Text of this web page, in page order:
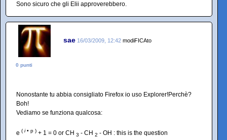
Sono sicuro che gli Elii approverebbero.
sae 16/03/2009, 12:42 modiFICAto
0 punti
Nonostante tu abbia consigliato Firefox io uso Explorer!Perchè?
Boh!
Vediamo se funziona qualcosa:
e ( i• p ) + 1 = 0 or CH 3 - CH 2 - OH : this is the question